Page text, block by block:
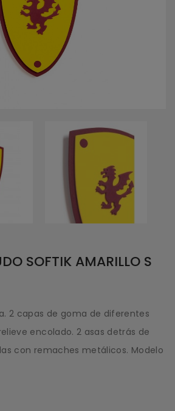
SOFTIK AMARILLO S
2 capas de goma de diferentes
encolado. 2 asas detrás de
con remaches metálicos. Modelo